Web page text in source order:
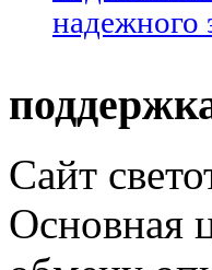
надежного
Сайт
Основная